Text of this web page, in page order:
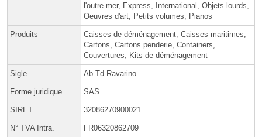
l'outre-mer, Express, International, Objets lourds,
Oeuvres d'art, Petits volumes, Pianos
Produits
Caisses de déménagement, Caisses maritimes,
Cartons, Cartons penderie, Containers,
Couvertures, Kits de déménagement
Sigle Ab Td Ravarino
Forme juridique SAS
SIRET 32086270900021
N° TVA Intra. FR06320862709